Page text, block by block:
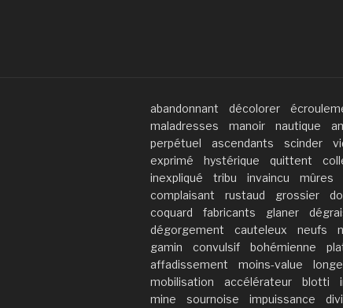
abandonnant décolorer
maladresses
manoir nautique
perpétuel
ascendants scinder
exprimé
hystérique quittent
inexpliqué
tribu invaincu mûres
complaisant
rustaud grossier
coquard
fabricants glaner
dégorgement
cauteleux neufs
gamin
convulsif bohémienne
affadissement
moins-value longe
mobilisation
accélérateur blotti
mine
sournoise impuissance